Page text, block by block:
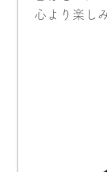
心より楽し